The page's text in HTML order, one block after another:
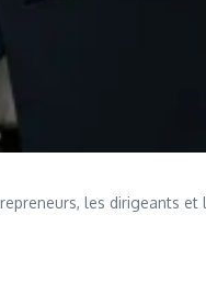
les dirigeants